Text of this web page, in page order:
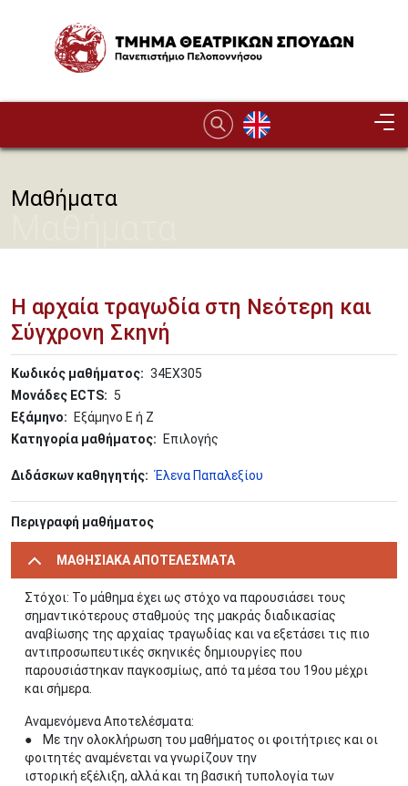
Image
Μαθήματα
Η αρχαία τραγωδία στη Νεότερη και
Σύγχρονη Σκηνή
Κωδικός μαθήματος
34ΕΧ305
Μονάδες ECTS
5
Εξάμηνο
Εξάμηνο Ε ή Ζ
Κατηγορία μαθήματος
Επιλογής
Διδάσκων καθηγητής Έλενα Παπαλεξίου
Περιγραφή μαθήματος
ΜΑΘΗΣΙΑΚΑ ΑΠΟΤΕΛΕΣΜΑΤΑ
Στόχοι: Το μάθημα έχει ως στόχο να παρουσιάσει τους
σημαντικότερους σταθμούς της μακράς διαδικασίας
αναβίωσης της αρχαίας τραγωδίας και να εξετάσει τις πιο
αντιπροσωπευτικές σκηνικές δημιουργίες που
παρουσιάστηκαν παγκοσμίως, από τα μέσα του 19ου μέχρι
και σήμερα.
Αναμενόμενα Αποτελέσματα:
● Με την ολοκλήρωση του μαθήματος οι φοιτήτριες και οι
φοιτητές αναμένεται να γνωρίζουν την
ιστορική εξέλιξη, αλλά και τη βασική τυπολογία των